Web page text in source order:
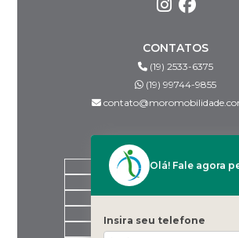
CONTATOS
(19) 2533-6375
(19) 99744-9855
HOME
PRODUTOS
DESPACHANTES PARCEIROS
Olá! Fale agora
Insira seu telefone